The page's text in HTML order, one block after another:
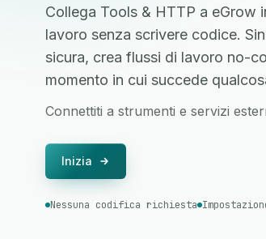
Collega Tools & HTTP a eGrow
lavoro senza scrivere codice.
sicura, crea flussi di lavoro no-
momento in cui succede
Connettiti a strumenti e servizi
Inizia
Nessuna codifica richiesta